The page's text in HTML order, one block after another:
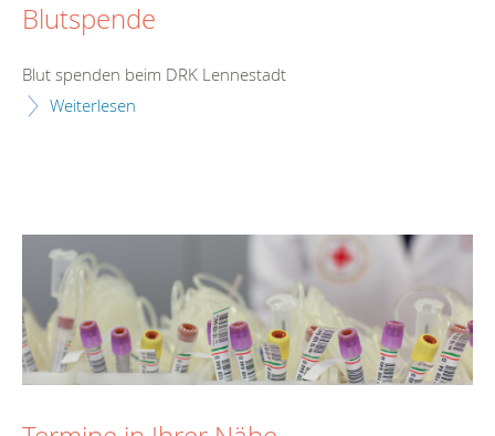
Blutspende
Blut spenden beim DRK Lennestadt
Weiterlesen